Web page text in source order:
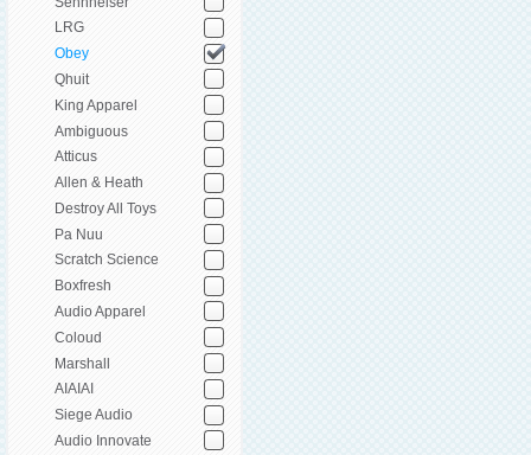
LRG
Obey
Qhuit
King Apparel
Ambiguous
Atticus
Allen & Heath
Destroy All Toys
Pa Nuu
Scratch Science
Boxfresh
Audio Apparel
Coloud
Marshall
AIAIAI
Siege Audio
Audio Innovate